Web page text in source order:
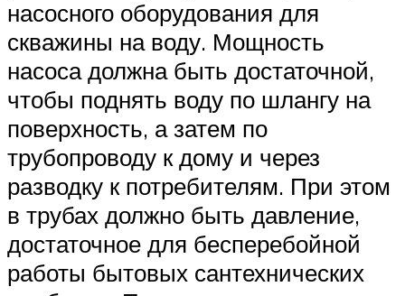
насосного оборудования для
скважины на воду. Мощность
насоса должна быть достаточной,
чтобы поднять воду по шлангу на
поверхность, а затем по
трубопроводу к дому и через
разводку к потребителям. При этом
в трубах должно быть давление,
достаточное для бесперебойной
работы бытовых сантехнических